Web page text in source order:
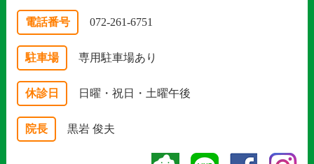
電話番号 072-261-6751
駐車場 専用駐車場あり
休診日 日曜・祝日・土曜午後
院長 黒岩 俊夫